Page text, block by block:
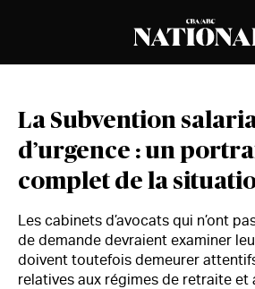
La Subvention
d’urgence : un
complet de la
Les cabinets d’avocats qui n’ont
de demande devraient examiner
doivent toutefois demeurer
relatives aux régimes de retraite et